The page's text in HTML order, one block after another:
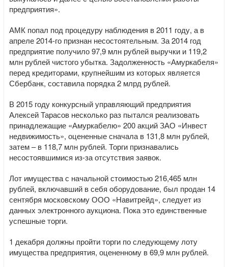
предприятия».
АМК попал под процедуру наблюдения в 2011 году, а в
апреле 2014-го признан несостоятельным. За 2014 год
предприятие получило 97,9 млн рублей выручки и 119,2
млн рублей чистого убытка. Задолженность «Амуркабеля»
перед кредиторами, крупнейшим из которых является
Сбербанк, составила порядка 2 млрд рублей.
В 2015 году конкурсный управляющий предприятия
Алексей Тарасов несколько раз пытался реализовать
принадлежащие «Амуркабелю» 200 акций ЗАО «Инвест
недвижимость», оцененные сначала в 131,8 млн рублей,
затем – в 118,7 млн рублей. Торги признавались
несостоявшимися из-за отсутствия заявок.
Лот имущества с начальной стоимостью 216,465 млн
рублей, включавший в себя оборудование, был продан 14
сентября московскому ООО «Навитрейд», следует из
данных электронного аукциона. Пока это единственные
успешные торги.
1 декабря должны пройти торги по следующему лоту
имущества предприятия, оцененному в 69,9 млн рублей.